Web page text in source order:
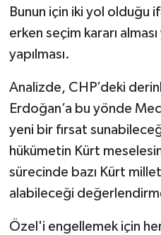
Bunun için iki yol olduğu
erken seçim kararı
yapılması.
Analizde, CHP’deki
Erdoğan’a bu yönde
yeni bir fırsat
hükümetin Kürt
sürecinde bazı Kürt
alabileceği
Özel'i engellemek için